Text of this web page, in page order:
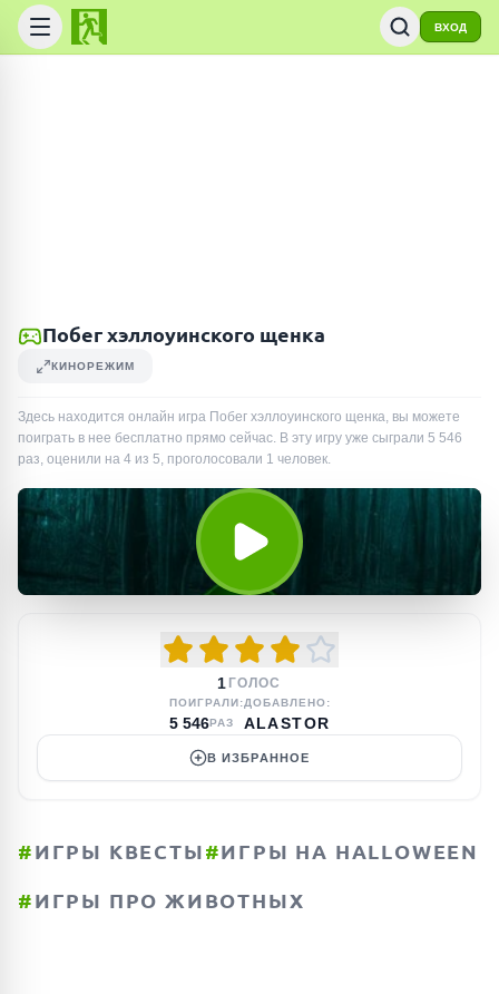
ВХОД
Побег хэллоуинского щенка
КИНОРЕЖИМ
Здесь находится онлайн игра Побег хэллоуинского щенка, вы можете
поиграть в нее бесплатно прямо сейчас. В эту игру уже сыграли 5 546
раз, оценили на 4 из 5, проголосовали 1 человек.
1 ГОЛОС
ПОИГРАЛИ:
5 546РАЗ
ДОБАВЛЕНО:
ALASTOR
В ИЗБРАННОЕ
#ИГРЫ КВЕСТЫ#ИГРЫ НА HALLOWEEN
#ИГРЫ ПРО ЖИВОТНЫХ